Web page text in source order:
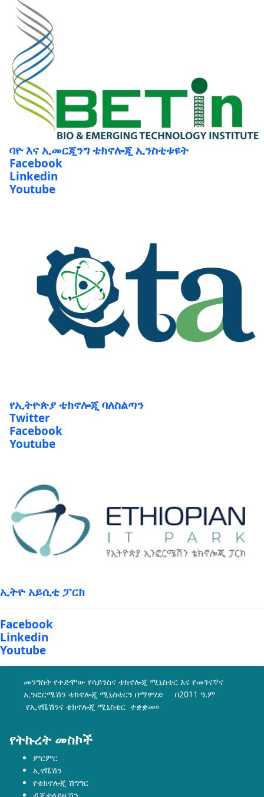
ባዮ እና ኢመርጂንግ ቴክኖሎጂ ኢንስቲቱዩት
Facebook
Linkedin
Youtube
የኢትዮጵያ ቴክኖሎጂ ባለስልጣን
Twitter
Facebook
Youtube
ኢትዮ አይሲቲ ፓርክ
Facebook
Linkedin
Youtube
መንግስት የቀድሞው የሳይንስና ቴክኖሎጂ ሚኒስቴር እና የመገናኛና
ኢንፎርሜሽን ቴክኖሎጂ ሚኒስቴርን በማዋሃድ በ2011 ዓ.ም
የኢኖቬሽንና ቴክኖሎጂ ሚኒስቴር ተቋቋመ፡፡
የትኩረት መስኮች
ምርምር
ኢኖቬሽን
የቴክኖሎጂ ሽግግር